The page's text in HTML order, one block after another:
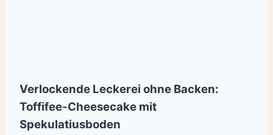
Verlockende Leckerei ohne Backen:
Toffifee-Cheesecake mit
Spekulatiusboden